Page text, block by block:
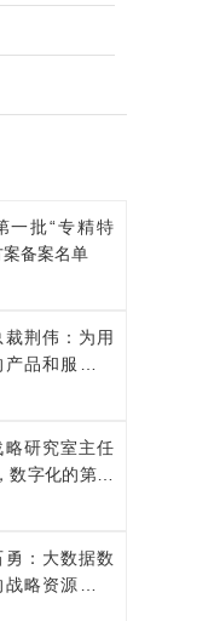
一批“专精特
案备案名单
荆伟：为用
品和服务，
的
略研究室主任
字化的第三
勇：大数据数
略资源，正
活方式